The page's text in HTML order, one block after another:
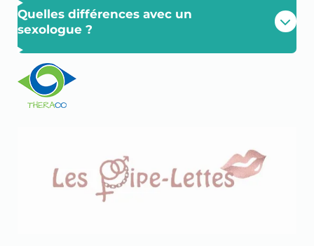
Quelles différences avec un
sexologue ?